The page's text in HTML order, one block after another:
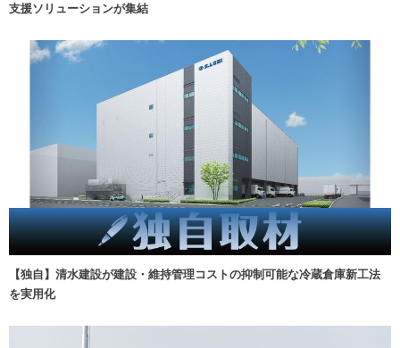
支援ソリューションが集結
【独自】清水建設が建設・維持管理コストの抑制可能な冷蔵倉庫新工法
を実用化